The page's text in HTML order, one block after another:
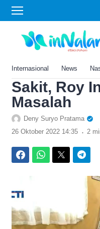
Internasional News
Home›Bola
Spoiler dan
Preman
10 Malam
Sakit, Roy
Masalah
Deny Suryo Pratama
26 Oktober 2022 14:35 . 2